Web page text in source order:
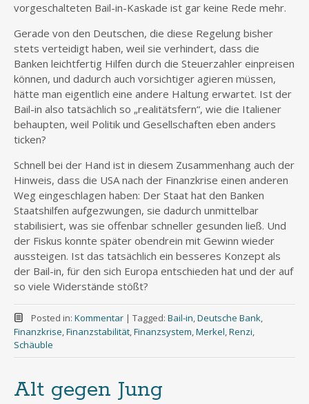
vorgeschalteten Bail-in-Kaskade ist gar keine Rede mehr.
Gerade von den Deutschen, die diese Regelung bisher
stets verteidigt haben, weil sie verhindert, dass die
Banken leichtfertig Hilfen durch die Steuerzahler einpreisen
können, und dadurch auch vorsichtiger agieren müssen,
hätte man eigentlich eine andere Haltung erwartet. Ist der
Bail-in also tatsächlich so „realitätsfern“, wie die Italiener
behaupten, weil Politik und Gesellschaften eben anders
ticken?
Schnell bei der Hand ist in diesem Zusammenhang auch der
Hinweis, dass die USA nach der Finanzkrise einen anderen
Weg eingeschlagen haben: Der Staat hat den Banken
Staatshilfen aufgezwungen, sie dadurch unmittelbar
stabilisiert, was sie offenbar schneller gesunden ließ. Und
der Fiskus konnte später obendrein mit Gewinn wieder
aussteigen. Ist das tatsächlich ein besseres Konzept als
der Bail-in, für den sich Europa entschieden hat und der auf
so viele Widerstände stößt?
Posted in: Kommentar | Tagged: Bail-in,Deutsche Bank,
Finanzkrise,Finanzstabilität,Finanzsystem,Merkel,Renzi,
Schäuble
Alt gegen Jung